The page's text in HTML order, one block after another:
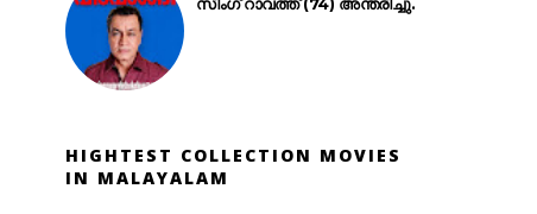
HIGHTEST COLLECTION MOVIES
IN MALAYALAM